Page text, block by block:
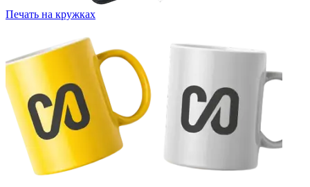
Печать на кружках